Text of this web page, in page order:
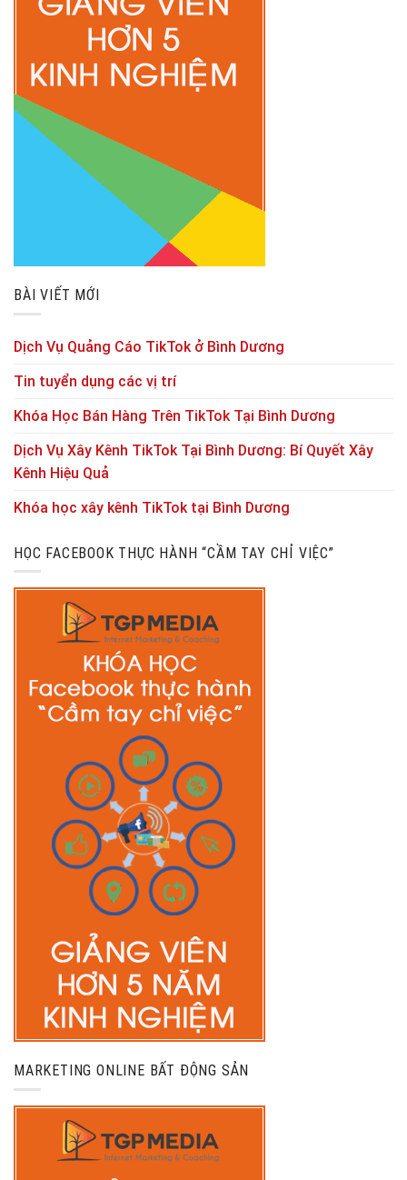
BÀI VIẾT MỚI
Dịch Vụ Quảng Cáo TikTok ở Bình Dương
Tin tuyển dụng các vị trí
Khóa Học Bán Hàng Trên TikTok Tại Bình Dương
Dịch Vụ Xây Kênh TikTok Tại Bình Dương: Bí Quyết Xây
Kênh Hiệu Quả
Khóa học xây kênh TikTok tại Bình Dương
HỌC FACEBOOK THỰC HÀNH “CẦM TAY CHỈ VIỆC”
MARKETING ONLINE BẤT ĐỘNG SẢN